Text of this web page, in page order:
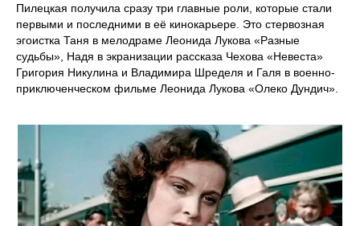
Пилецкая получила сразу три главные роли, которые стали
первыми и последними в её кинокарьере. Это стервозная
эгоистка Таня в мелодраме Леонида Лукова «Разные
судьбы», Надя в экранизации рассказа Чехова «Невеста»
Григория Никулина и Владимира Шределя и Галя в военно-
приключенческом фильме Леонида Лукова «Олеко Дундич».